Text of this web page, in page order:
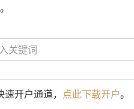
开户通道， 点此下载开户。